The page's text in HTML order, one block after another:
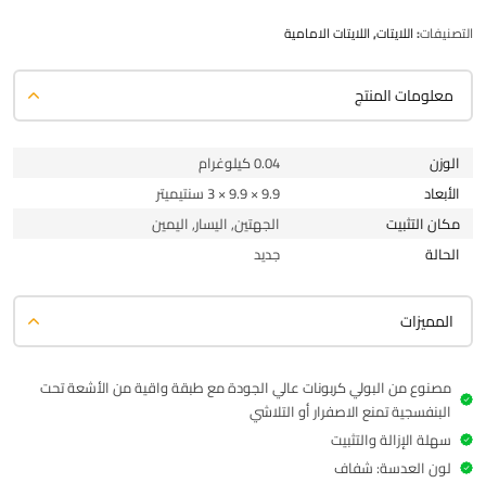
التصنيفات:اللايتات,اللايتات الامامية
معلومات المنتج
الوزن
0.04 كيلوغرام
الأبعاد
9.9 × 9.9 × 3 سنتيميتر
مكان التثبيت
الجهتين, اليسار, اليمين
الحالة
جديد
المميزات
مصنوع من البولي كربونات عالي الجودة مع طبقة واقية من الأشعة تحت
البنفسجية تمنع الاصفرار أو التلاشي
سهلة الإزالة والتثبيت
لون العدسة: شفاف